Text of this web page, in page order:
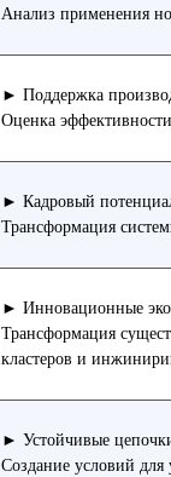
Анализ применения
► Поддержка
Оценка
► Кадровый
Трансформация
► Инновационные
Трансформация
кластеров и
► Устойчивые
Создание условий для